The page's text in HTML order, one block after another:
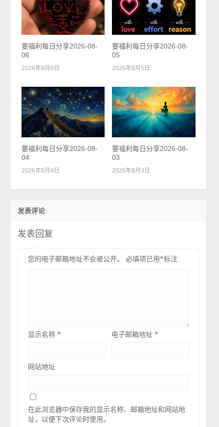
要福利每日分享2026-08-
06
2026年8月6日
要福利每日分享2026-08-
05
2026年8月5日
要福利每日分享2026-08-
04
2026年8月4日
要福利每日分享2026-08-
03
2026年8月3日
发表评论
发表回复
您的电子邮箱地址不会被公开。 必填项已用*标注
显示名称* 电子邮箱地址*
网站地址
在此浏览器中保存我的显示名称、邮箱地址和网站地
址，以便下次评论时使用。